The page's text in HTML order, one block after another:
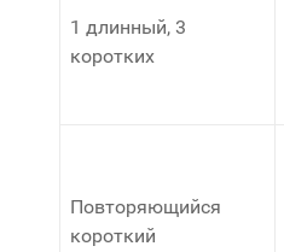
1 длинный, 3
коротких
Повторяющийся
короткий